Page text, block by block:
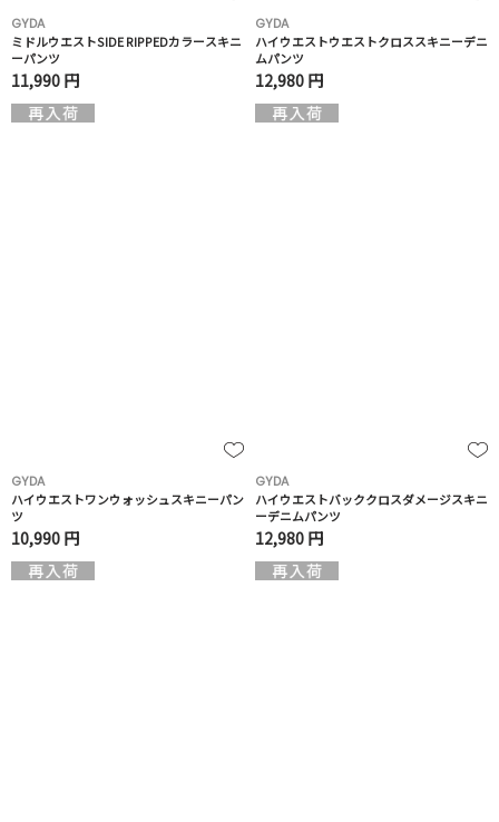
GYDA
ミドルウエストSIDE RIPPEDカラースキニ
ーパンツ
11,990 円
GYDA
ハイウエストウエストクロススキニーデニ
ムパンツ
12,980 円
GYDA
ハイウエストワンウォッシュスキニーパン
ツ
10,990 円
GYDA
ハイウエストバッククロスダメージスキニ
ーデニムパンツ
12,980 円